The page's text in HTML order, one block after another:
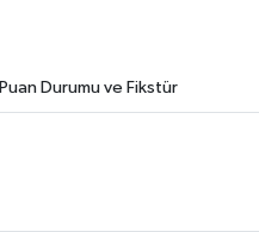
Puan Durumu ve Fikstür